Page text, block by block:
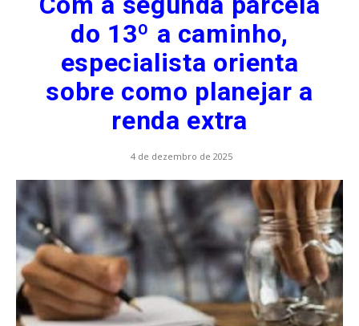
do 13º a caminho,
especialista orienta
sobre como planejar a
renda extra
4 de dezembro de 2025